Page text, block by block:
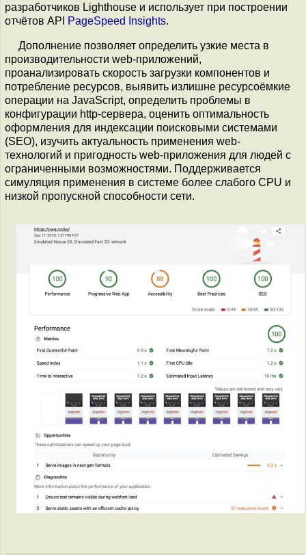
разработчиков Lighthouse и использует при построении
отчётов API
PageSpeed Insights.
Дополнение позволяет определить узкие места в
производительности web-приложений,
проанализировать скорость загрузки компонентов и
потребление ресурсов, выявить излишне ресурсоёмкие
операции на JavaScript, определить проблемы в
конфигурации http-сервера, оценить оптимальность
оформления для индексации поисковыми системами
(SEO), изучить актуальность применения web-
технологий и пригодность web-приложения для людей с
ограниченными возможностями. Поддерживается
симуляция применения в системе более слабого CPU и
низкой пропускной способности сети.